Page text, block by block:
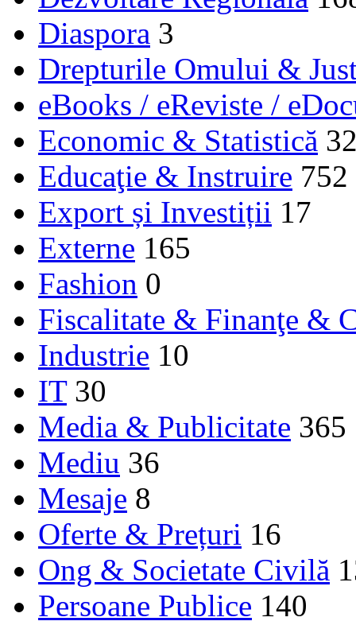
Diaspora 3
Drepturile Omului &
eBooks / eReviste /
Economic & Statistică
Educaţie & Instruire 752
Export și Investiții 17
Externe 165
Fashion 0
Fiscalitate & Finanţe &
Industrie 10
IT 30
Media & Publicitate 365
Mediu 36
Mesaje 8
Oferte & Prețuri 16
Ong & Societate Civilă
Persoane Publice 140